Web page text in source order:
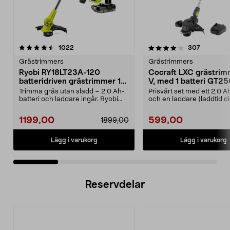
1022
Grästrimmers
Ryobi RY18LT23A-120
batteridriven grästrimmer 18
V
Trimma gräs utan sladd – 2,0 Ah-
batteri och laddare ingår. Ryobi
1199,00 1899,00
Lägg i varukorg
4.0 av 5 stjärnor 307
Grästrimmers
Cocraft LXC
V, med 1 batteri
Prisvärt set med ett 2,0
och en laddare (laddtid
599,00
Lägg i varukorg
4.5 av 5 stjärnor
Reservdelar